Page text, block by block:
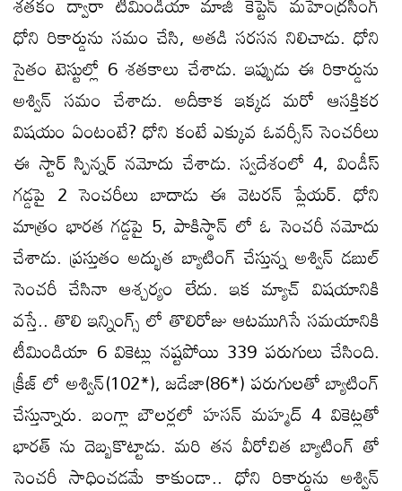
ధోని రికార్డును సమం చేసి, అతడి సరసన నిలిచాడు. ధోని
సైతం టెస్టుల్లో 6 శతకాలు చేశాడు. ఇప్పుడు ఈ రికార్డును
అశ్విన్ సమం చేశాడు. అదీకాక ఇక్కడ మరో ఆసక్తికర
విషయం ఏంటంటే? ధోని కంటే ఎక్కువ ఓవర్సీస్ సెంచరీలు
ఈ స్టార్ స్పిన్నర్ నమోదు చేశాడు. స్వదేశంలో 4, విండీస్
గడ్డపై 2 సెంచరీలు బాదాడు ఈ వెటరన్ ప్లేయర్. ధోని
మాత్రం భారత గడ్డపై 5, పాకిస్థాన్ లో ఓ సెంచరీ నమోదు
చేశాడు. ప్రస్తుతం అద్భుత బ్యాటింగ్ చేస్తున్న అశ్విన్ డబుల్
సెంచరీ చేసినా ఆశ్చర్యం లేదు. ఇక మ్యాచ్ విషయానికి
వస్తే.. తొలి ఇన్నింగ్స్ లో తొలిరోజు ఆటముగిసే సమయానికి
టీమిండియా 6 వికెట్లు నష్టపోయి 339 పరుగులు చేసింది.
క్రీజ్ లో అశ్విన్(102*), జడేజా(86*) పరుగులతో బ్యాటింగ్
చేస్తున్నారు. బంగ్లా బౌలర్లలో హసన్ మహ్మద్ 4 వికెట్లతో
భారత్ ను దెబ్బకొట్టాడు. మరి తన వీరోచిత బ్యాటింగ్ తో
సెంచరీ సాధించడమే కాకుండా.. ధోని రికార్డును అశ్విన్